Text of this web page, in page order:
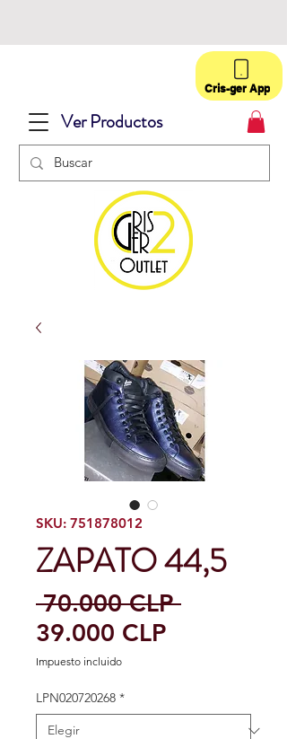
Ver Productos
Cris-ger App
SKU: 751878012
ZAPATO 44,5
70.000 CLP Precio
39.000 CLP
Impuesto incluido
LPN020720268 *